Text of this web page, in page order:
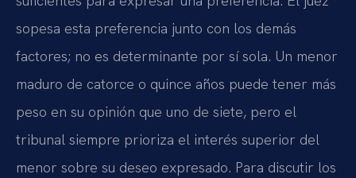
sopesa esta preferencia junto con los demás
factores; no es determinante por sí sola. Un menor
maduro de catorce o quince años puede tener más
peso en su opinión que uno de siete, pero el
tribunal siempre prioriza el interés superior del
menor sobre su deseo expresado. Para discutir los